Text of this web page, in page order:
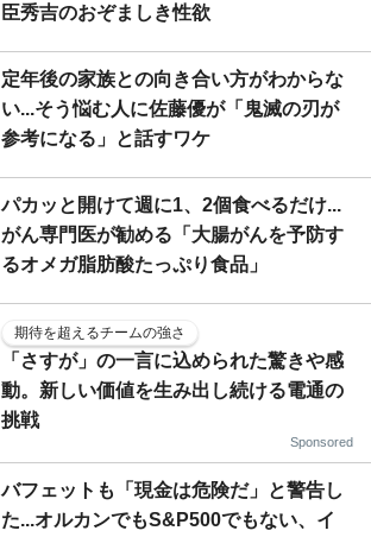
臣秀吉のおぞましき性欲
定年後の家族との向き合い方がわからな
い...そう悩む人に佐藤優が「鬼滅の刃が
参考になる」と話すワケ
パカッと開けて週に1、2個食べるだけ...
がん専門医が勧める「大腸がんを予防す
るオメガ脂肪酸たっぷり食品」
期待を超えるチームの強さ
「さすが」の一言に込められた驚きや感
動。新しい価値を生み出し続ける電通の
挑戦
Sponsored
バフェットも「現金は危険だ」と警告し
た...オルカンでもS&P500でもない、イ